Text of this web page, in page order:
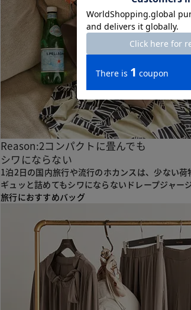
Reason:2コンパクトに畳んでも
シワにならない
1泊2日の国内旅行や流行のホカンスは、少ない荷
ギュッと詰めてもシワにならないドレープジャー
旅行におすすめバッグ